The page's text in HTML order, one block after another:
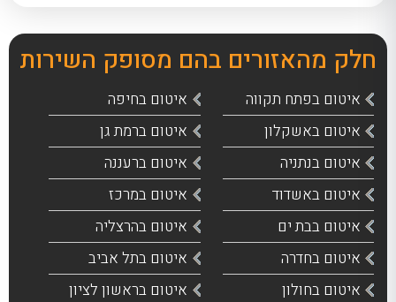
חלק מהאזורים בהם מסופק השירות
איטום בפתח תקווה
איטום בחיפה
איטום באשקלון
איטום ברמת גן
איטום בנתניה
איטום ברעננה
איטום באשדוד
איטום במרכז
איטום בבת ים
איטום בהרצליה
איטום בחדרה
איטום בתל אביב
איטום בחולון
איטום בראשון לציון